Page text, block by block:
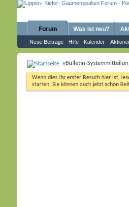
Forum
Neue Beiträge Hilfe Kalender
Was ist neu?
vBulletin-
Wenn dies Ihr erster Besuch hier ist,
starten. Sie können auch jetzt schon